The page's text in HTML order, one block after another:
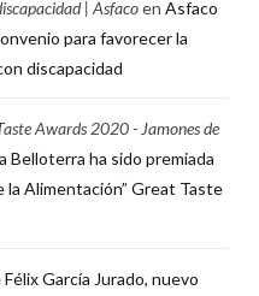
| Asfacoen Asfaco
para favorecer la
discapacidad
Awards 2020 - Jamones de
Belloterra ha sido premiada
la Alimentación” Great Taste
Félix García Jurado, nuevo